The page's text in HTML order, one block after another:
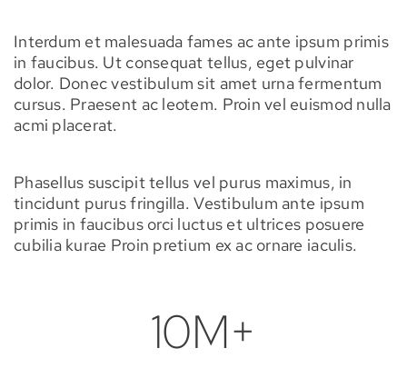
Interdum et malesuada fames ac ante ipsum primis
in faucibus. Ut consequat tellus, eget pulvinar
dolor. Donec vestibulum sit amet urna fermentum
cursus. Praesent ac leotem. Proin vel euismod nulla
acmi placerat.
Phasellus suscipit tellus vel purus maximus, in
tincidunt purus fringilla. Vestibulum ante ipsum
primis in faucibus orci luctus et ultrices posuere
cubilia kurae Proin pretium ex ac ornare iaculis.
10M+